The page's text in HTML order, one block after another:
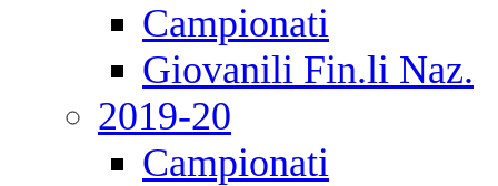
Campionati
Giovanili Fin.li Naz.
2019-20
Campionati